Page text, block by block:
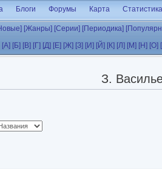
Блоги Форумы Карта Статистика
[Жанры] [Серии] [Периодика]
[А] [Б] [В] [Г] [Д] [Е] [Ж] [З] [И] [Й] [К] [Л] [М] [Н] [О]
З.